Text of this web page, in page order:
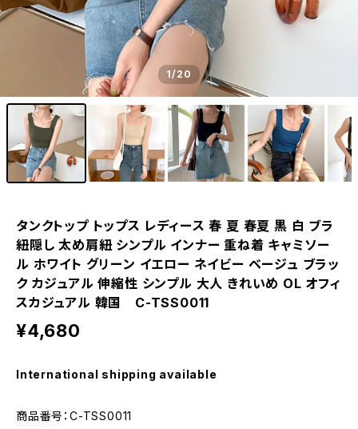
1/20
タンクトップ トップス レディース 春 夏 春夏 黒 白 ブラ
紐隠し 太め肩紐 シンプル インナー 重ね着 キャミソー
ル ホワイト グリーン イエロー ネイビー ベージュ ブラッ
ク カジュアル 伸縮性 シンプル 大人 きれいめ OL オフィ
スカジュアル 韓国 C-TSS0011
¥4,680
International shipping available
商品番号：C-TSS0011